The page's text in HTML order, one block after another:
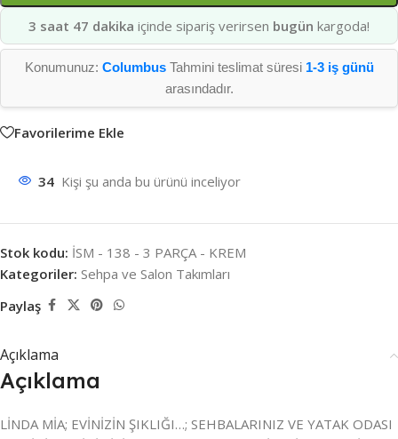
3 saat 47 dakika içinde sipariş verirsen bugün kargoda!
Konumunuz: ColumbusTahmini teslimat süresi 1-3 iş günü
arasındadır.
Favorilerime Ekle
34 Kişi şu anda bu ürünü inceliyor
Stok kodu: İSM - 138 - 3 PARÇA - KREM
Kategoriler: Sehpa ve Salon Takımları
Paylaş
Açıklama
Açıklama
LİNDA MİA; EVİNİZİN ŞIKLIĞI…; SEHBALARINIZ VE YATAK ODASI